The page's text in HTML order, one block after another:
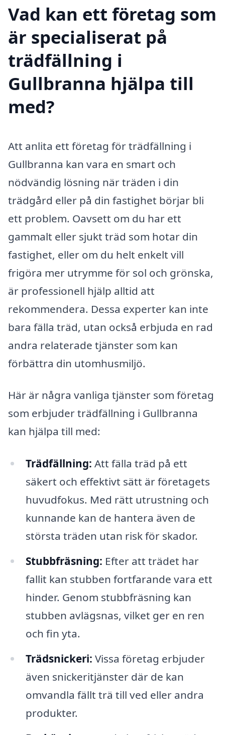
Vad kan ett företag som
är specialiserat på
trädfällning i
Gullbranna hjälpa till
med?
Att anlita ett företag för trädfällning i
Gullbranna kan vara en smart och
nödvändig lösning när träden i din
trädgård eller på din fastighet börjar bli
ett problem. Oavsett om du har ett
gammalt eller sjukt träd som hotar din
fastighet, eller om du helt enkelt vill
frigöra mer utrymme för sol och grönska,
är professionell hjälp alltid att
rekommendera. Dessa experter kan inte
bara fälla träd, utan också erbjuda en rad
andra relaterade tjänster som kan
förbättra din utomhusmiljö.
Här är några vanliga tjänster som företag
som erbjuder trädfällning i Gullbranna
kan hjälpa till med:
Trädfällning: Att fälla träd på ett
säkert och effektivt sätt är företagets
huvudfokus. Med rätt utrustning och
kunnande kan de hantera även de
största träden utan risk för skador.
Stubbfräsning: Efter att trädet har
fallit kan stubben fortfarande vara ett
hinder. Genom stubbfräsning kan
stubben avlägsnas, vilket ger en ren
och fin yta.
Trädsnickeri: Vissa företag erbjuder
även snickeritjänster där de kan
omvandla fällt trä till ved eller andra
produkter.